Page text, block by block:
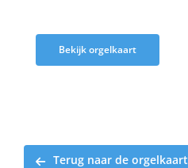
Bekijk orgelkaart
Terug naar de orgelkaart